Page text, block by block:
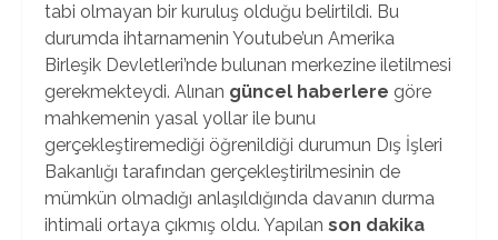
tabi olmayan bir kuruluş olduğu belirtildi. Bu
durumda ihtarnamenin Youtube’un Amerika
Birleşik Devletleri’nde bulunan merkezine iletilmesi
gerekmekteydi. Alınan güncel haberlere göre
mahkemenin yasal yollar ile bunu
gerçekleştiremediği öğrenildiği durumun Dış İşleri
Bakanlığı tarafından gerçekleştirilmesinin de
mümkün olmadığı anlaşıldığında davanın durma
ihtimali ortaya çıkmış oldu. Yapılan son dakika